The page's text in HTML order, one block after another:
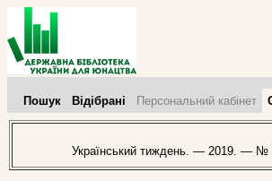
Пошук Відібрані Персональний кабінет
Український тиждень. — 2019. — №